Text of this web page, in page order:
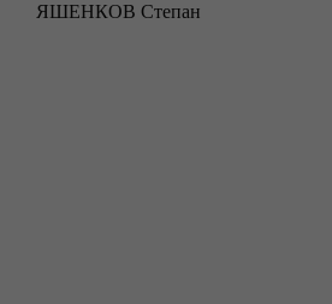
ЯШЕНКОВ Степан